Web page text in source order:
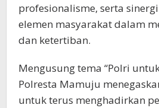
profesionalisme, serta
elemen masyarakat dalam
dan ketertiban.
Mengusung tema “Polri
Polresta Mamuju
untuk terus menghadirkan